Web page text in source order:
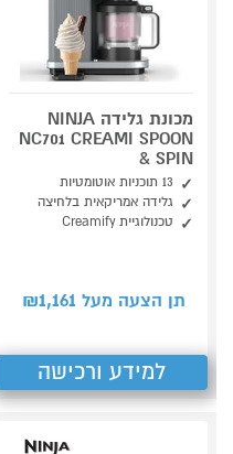
מכונת גלידה NINJA
NC701 CREAMI SPOON
& SPIN
13 תוכניות אוטומטיות
גלידה אמריקאית בלחיצה
טכנולוגיית Creamify
תן הצעה מעל ₪ 1,161
למידע ורכישה